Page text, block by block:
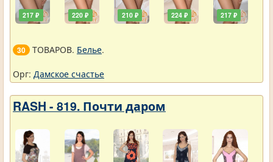
217 ₽ 220 ₽ 210 ₽ 224 ₽ 217 ₽
30 ТОВАРОВ. Белье.
Орг: Дамское счастье
RASH - 819. Почти даром